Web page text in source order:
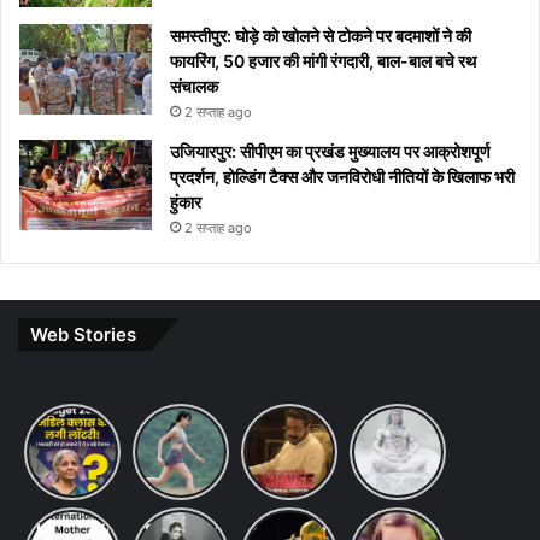
समस्तीपुर: घोड़े को खोलने से टोकने पर बदमाशों ने की
फायरिंग, 50 हजार की मांगी रंगदारी, बाल-बाल बचे रथ
संचालक
2 सप्ताह ago
उजियारपुर: सीपीएम का प्रखंड मुख्यालय पर आक्रोशपूर्ण
प्रदर्शन, होल्डिंग टैक्स और जनविरोधी नीतियों के खिलाफ भरी
हुंकार
2 सप्ताह ago
Web Stories
Budget
2026
Expectations:
Income
Tax Slab
Change
7 ways
to
maintain
a
healthy
lifestyle:
khakee
the
bengal
chapter
review
10 Lines
on Maha
Shivratri
in Hindi
InternationalSaraswati
chandrayaan-
10